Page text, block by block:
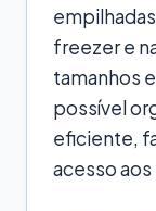
freezer e
tamanhos
possível
eficiente,
acesso